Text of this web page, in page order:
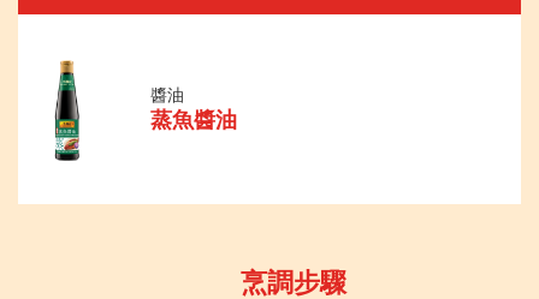
醬油
蒸魚醬油
烹調步驟